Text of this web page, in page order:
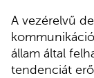
A vezérelvű
állam által
tendenciát